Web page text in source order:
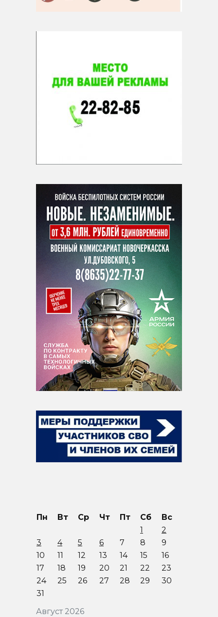
Август 2026
Пн Вт Ср Чт Пт Сб
Вс
1
2
3
4 5 6 7 8
9
10
11 12 13 14 15
16
17
18 19 20 21 22
23
24
25 26 27 28 29
30
31